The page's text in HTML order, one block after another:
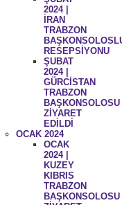
2024 |
İRAN
TRABZON
RESEPSİYONU
ŞUBAT
2024 |
GÜRCİSTAN
TRABZON
BAŞKONSOLOSU
ZİYARET
EDİLDİ
OCAK 2024
OCAK
2024 |
KUZEY
KIBRIS
TRABZON
BAŞKONSOLOSU